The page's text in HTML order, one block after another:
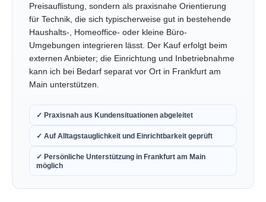
Preisauflistung, sondern als praxisnahe Orientierung
für Technik, die sich typischerweise gut in bestehende
Haushalts-, Homeoffice- oder kleine Büro-
Umgebungen integrieren lässt. Der Kauf erfolgt beim
externen Anbieter; die Einrichtung und Inbetriebnahme
kann ich bei Bedarf separat vor Ort in Frankfurt am
Main unterstützen.
✓ Praxisnah aus Kundensituationen abgeleitet
✓ Auf Alltagstauglichkeit und Einrichtbarkeit geprüft
✓ Persönliche Unterstützung in Frankfurt am Main
möglich